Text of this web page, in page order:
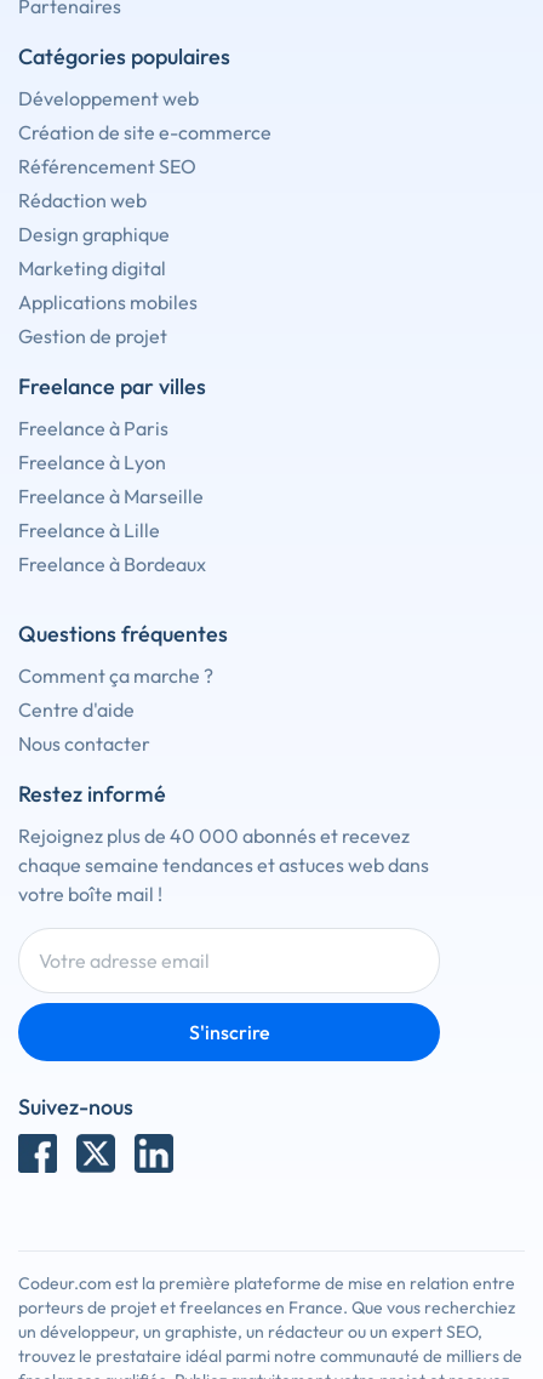
Partenaires
Catégories populaires
Développement web
Création de site e-commerce
Référencement SEO
Rédaction web
Design graphique
Marketing digital
Applications mobiles
Gestion de projet
Freelance par villes
Freelance à Paris
Freelance à Lyon
Freelance à Marseille
Freelance à Lille
Freelance à Bordeaux
Questions fréquentes
Comment ça marche ?
Centre d'aide
Nous contacter
Restez informé
Rejoignez plus de 40 000 abonnés et recevez
chaque semaine tendances et astuces web dans
votre boîte mail !
S'inscrire
Suivez-nous
Codeur.com est la première plateforme de mise en relation entre
porteurs de projet et freelances en France. Que vous recherchiez
un développeur, un graphiste, un rédacteur ou un expert SEO,
trouvez le prestataire idéal parmi notre communauté de milliers de